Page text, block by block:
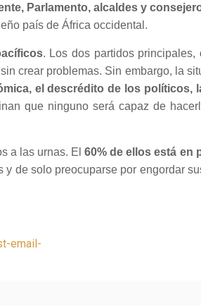
Parlamento, alcaldes y
país de África occidental.
. Los dos partidos principales,
crear problemas. Sin embargo, la
el descrédito de los políticos,
que ninguno será capaz de
a las urnas. El60% de ellos está en
de solo preocuparse por engordar
email-